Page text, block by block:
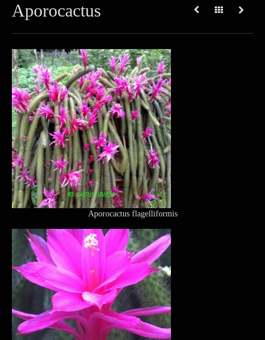
Aporocactus
Aporocactus flagelliformis